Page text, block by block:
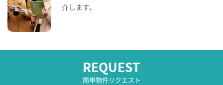
介します。
REQUEST
簡単物件リクエスト